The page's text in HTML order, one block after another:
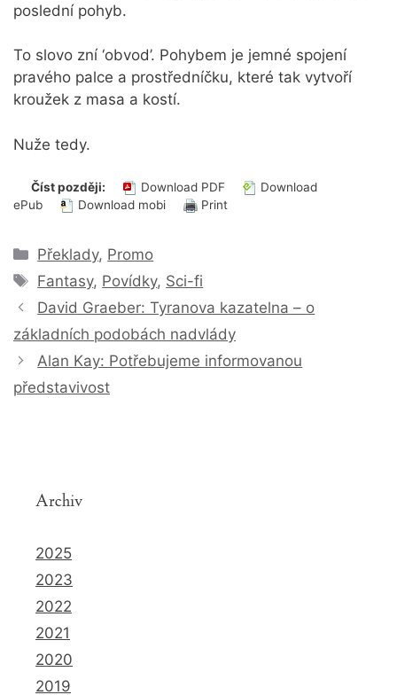
poslední pohyb.
To slovo zní ‘obvod’. Pohybem je jemné spojení
pravého palce a prostředníčku, které tak vytvoří
kroužek z masa a kostí.
Nuže tedy.
Číst později: Download PDF
Download
ePub
Download mobi Print
Rubriky
Překlady, Promo
Štítky
Fantasy, Povídky, Sci-fi
David Graeber: Tyranova kazatelna – o
základních podobách nadvlády
Alan Kay: Potřebujeme informovanou
představivost
Archiv
2025
2023
2022
2021
2020
2019